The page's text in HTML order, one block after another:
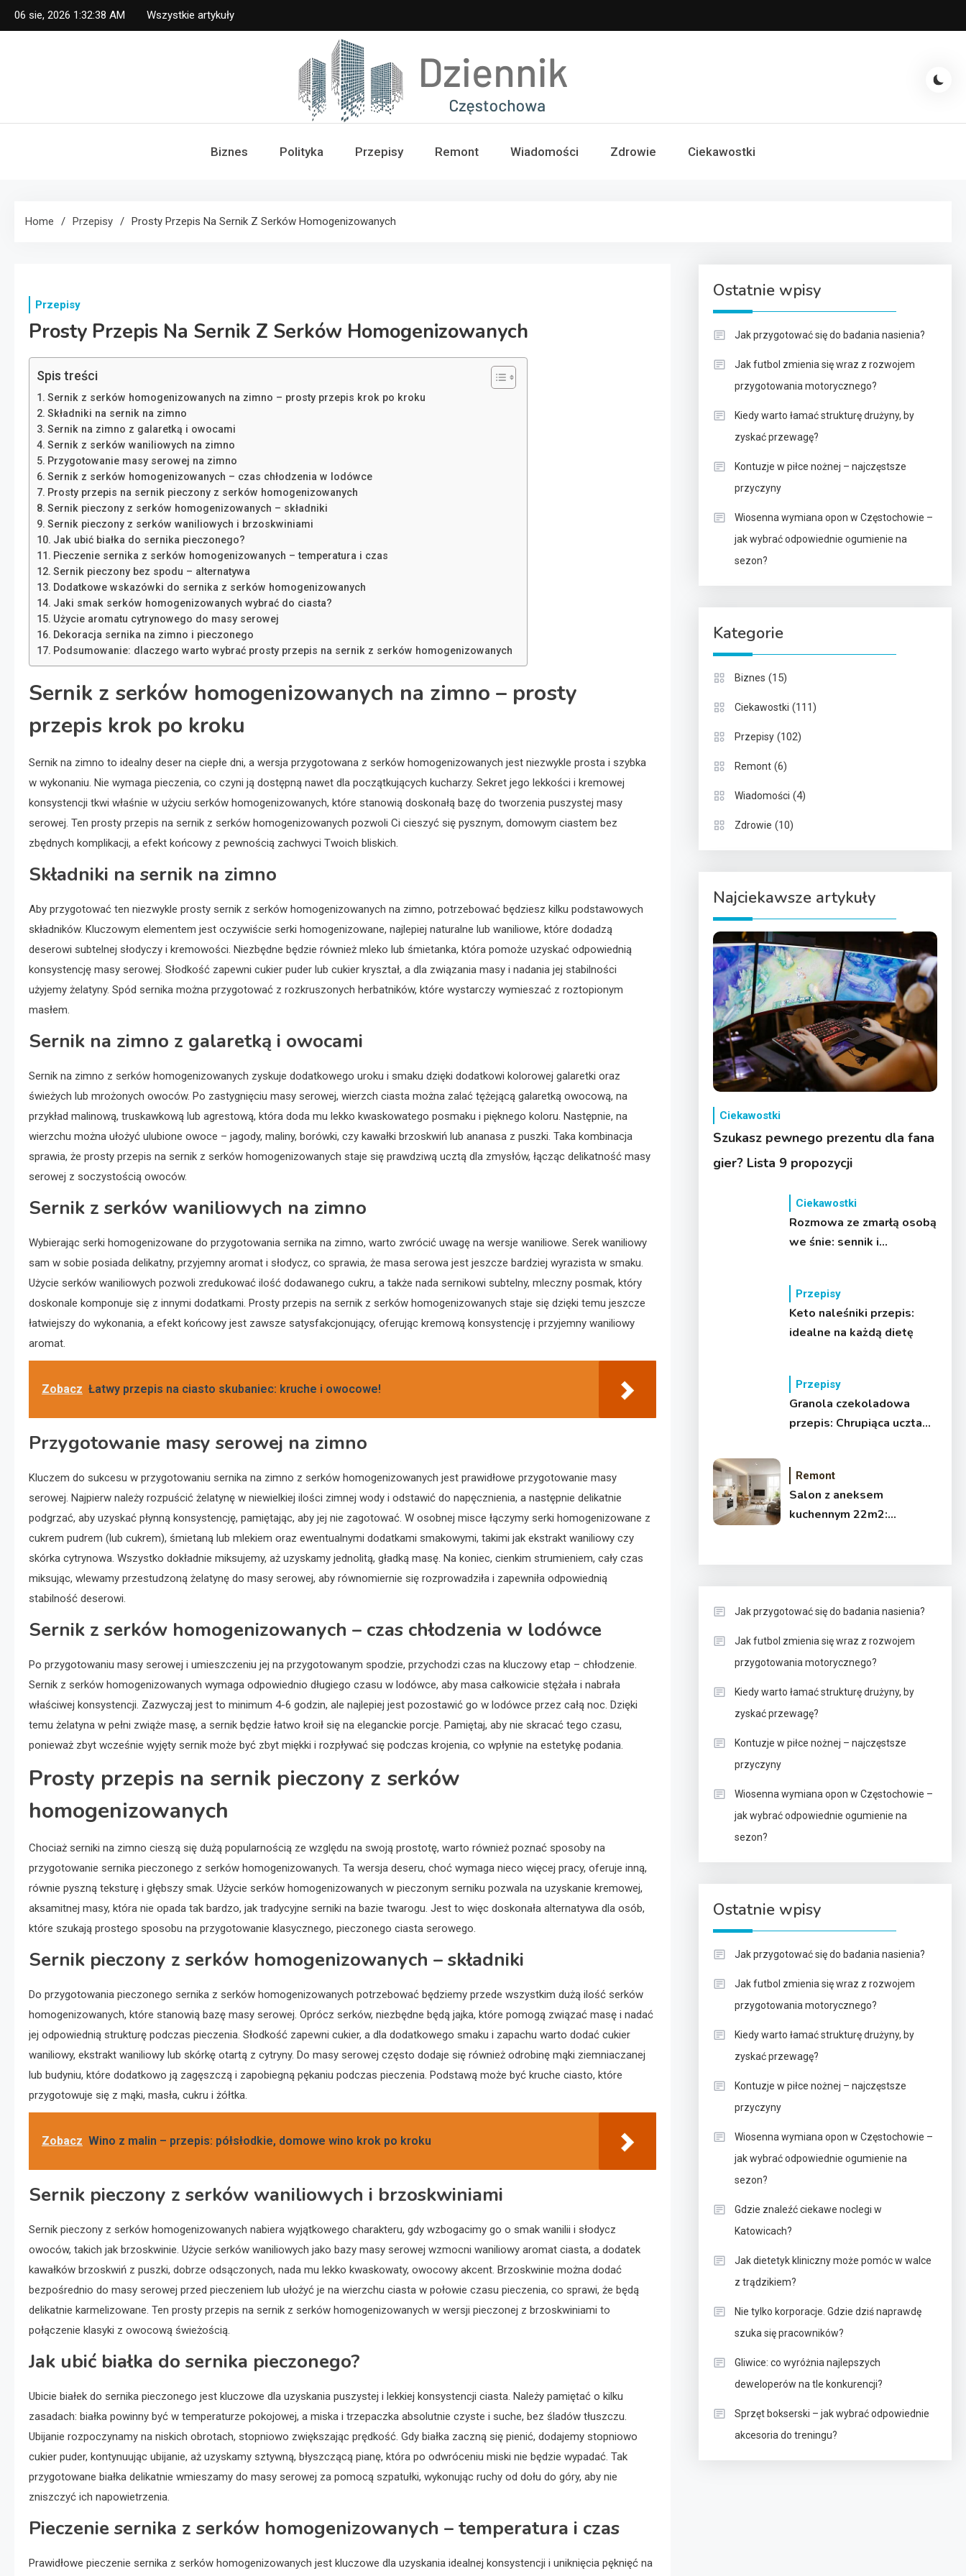
Skip
to
06 sie, 2026 1:32:38 AM Wszystkie artykuły
Dziennik Częstochowa
Biznes Polityka Przepisy Remont Wiadomości Zdrowie Ciekawostki
Home Przepisy Prosty Przepis Na Sernik Z Serków Homogenizowanych
Przepisy
Prosty Przepis Na Sernik Z Serków Homogenizowanych
Spis treści
Sernik z serków homogenizowanych na zimno – prosty przepis krok po kroku
Składniki na sernik na zimno
Sernik na zimno z galaretką i owocami
Sernik z serków waniliowych na zimno
Przygotowanie masy serowej na zimno
Sernik z serków homogenizowanych – czas chłodzenia w lodówce
Prosty przepis na sernik pieczony z serków homogenizowanych
Sernik pieczony z serków homogenizowanych – składniki
Sernik pieczony z serków waniliowych i brzoskwiniami
Jak ubić białka do sernika pieczonego?
Pieczenie sernika z serków homogenizowanych – temperatura i czas
Sernik pieczony bez spodu – alternatywa
Dodatkowe wskazówki do sernika z serków homogenizowanych
Jaki smak serków homogenizowanych wybrać do ciasta?
Użycie aromatu cytrynowego do masy serowej
Dekoracja sernika na zimno i pieczonego
Podsumowanie: dlaczego warto wybrać prosty przepis na sernik z serków homogenizowanych
Sernik z serków homogenizowanych na zimno – prosty
przepis krok po kroku
Sernik na zimno to idealny deser na ciepłe dni, a wersja przygotowana z serków homogenizowanych jest niezwykle prosta i szybka
w wykonaniu. Nie wymaga pieczenia, co czyni ją dostępną nawet dla początkujących kucharzy. Sekret jego lekkości i kremowej
konsystencji tkwi właśnie w użyciu serków homogenizowanych, które stanowią doskonałą bazę do tworzenia puszystej masy
serowej. Ten prosty przepis na sernik z serków homogenizowanych pozwoli Ci cieszyć się pysznym, domowym ciastem bez
zbędnych komplikacji, a efekt końcowy z pewnością zachwyci Twoich bliskich.
Składniki na sernik na zimno
Aby przygotować ten niezwykle prosty sernik z serków homogenizowanych na zimno, potrzebować będziesz kilku podstawowych
składników. Kluczowym elementem jest oczywiście serki homogenizowane, najlepiej naturalne lub waniliowe, które dodadzą
deserowi subtelnej słodyczy i kremowości. Niezbędne będzie również mleko lub śmietanka, która pomoże uzyskać odpowiednią
konsystencję masy serowej. Słodkość zapewni cukier puder lub cukier kryształ, a dla związania masy i nadania jej stabilności
użyjemy żelatyny. Spód sernika można przygotować z rozkruszonych herbatników, które wystarczy wymieszać z roztopionym
masłem.
Sernik na zimno z galaretką i owocami
Sernik na zimno z serków homogenizowanych zyskuje dodatkowego uroku i smaku dzięki dodatkowi kolorowej galaretki oraz
świeżych lub mrożonych owoców. Po zastygnięciu masy serowej, wierzch ciasta można zalać tężejącą galaretką owocową, na
przykład malinową, truskawkową lub agrestową, która doda mu lekko kwaskowatego posmaku i pięknego koloru. Następnie, na
wierzchu można ułożyć ulubione owoce – jagody, maliny, borówki, czy kawałki brzoskwiń lub ananasa z puszki. Taka kombinacja
sprawia, że prosty przepis na sernik z serków homogenizowanych staje się prawdziwą ucztą dla zmysłów, łącząc delikatność masy
serowej z soczystością owoców.
Sernik z serków waniliowych na zimno
Wybierając serki homogenizowane do przygotowania sernika na zimno, warto zwrócić uwagę na wersje waniliowe. Serek waniliowy
sam w sobie posiada delikatny, przyjemny aromat i słodycz, co sprawia, że masa serowa jest jeszcze bardziej wyrazista w smaku.
Użycie serków waniliowych pozwoli zredukować ilość dodawanego cukru, a także nada sernikowi subtelny, mleczny posmak, który
doskonale komponuje się z innymi dodatkami. Prosty przepis na sernik z serków homogenizowanych staje się dzięki temu jeszcze
łatwiejszy do wykonania, a efekt końcowy jest zawsze satysfakcjonujący, oferując kremową konsystencję i przyjemny waniliowy
aromat.
Zobacz Łatwy przepis na ciasto skubaniec: kruche i owocowe!
Przygotowanie masy serowej na zimno
Kluczem do sukcesu w przygotowaniu sernika na zimno z serków homogenizowanych jest prawidłowe przygotowanie masy
serowej. Najpierw należy rozpuścić żelatynę w niewielkiej ilości zimnej wody i odstawić do napęcznienia, a następnie delikatnie
podgrzać, aby uzyskać płynną konsystencję, pamiętając, aby jej nie zagotować. W osobnej misce łączymy serki homogenizowane z
cukrem pudrem (lub cukrem), śmietaną lub mlekiem oraz ewentualnymi dodatkami smakowymi, takimi jak ekstrakt waniliowy czy
skórka cytrynowa. Wszystko dokładnie miksujemy, aż uzyskamy jednolitą, gładką masę. Na koniec, cienkim strumieniem, cały czas
miksując, wlewamy przestudzoną żelatynę do masy serowej, aby równomiernie się rozprowadziła i zapewniła odpowiednią
stabilność deserowi.
Sernik z serków homogenizowanych – czas chłodzenia w lodówce
Po przygotowaniu masy serowej i umieszczeniu jej na przygotowanym spodzie, przychodzi czas na kluczowy etap – chłodzenie.
Sernik z serków homogenizowanych wymaga odpowiednio długiego czasu w lodówce, aby masa całkowicie stężała i nabrała
właściwej konsystencji. Zazwyczaj jest to minimum 4-6 godzin, ale najlepiej jest pozostawić go w lodówce przez całą noc. Dzięki
temu żelatyna w pełni zwiąże masę, a sernik będzie łatwo kroił się na eleganckie porcje. Pamiętaj, aby nie skracać tego czasu,
ponieważ zbyt wcześnie wyjęty sernik może być zbyt miękki i rozpływać się podczas krojenia, co wpłynie na estetykę podania.
Prosty przepis na sernik pieczony z serków
homogenizowanych
Chociaż serniki na zimno cieszą się dużą popularnością ze względu na swoją prostotę, warto również poznać sposoby na
przygotowanie sernika pieczonego z serków homogenizowanych. Ta wersja deseru, choć wymaga nieco więcej pracy, oferuje inną,
równie pyszną teksturę i głębszy smak. Użycie serków homogenizowanych w pieczonym serniku pozwala na uzyskanie kremowej,
aksamitnej masy, która nie opada tak bardzo, jak tradycyjne serniki na bazie twarogu. Jest to więc doskonała alternatywa dla osób,
które szukają prostego sposobu na przygotowanie klasycznego, pieczonego ciasta serowego.
Sernik pieczony z serków homogenizowanych – składniki
Do przygotowania pieczonego sernika z serków homogenizowanych potrzebować będziemy przede wszystkim dużą ilość serków
homogenizowanych, które stanowią bazę masy serowej. Oprócz serków, niezbędne będą jajka, które pomogą związać masę i nadać
jej odpowiednią strukturę podczas pieczenia. Słodkość zapewni cukier, a dla dodatkowego smaku i zapachu warto dodać cukier
waniliowy, ekstrakt waniliowy lub skórkę otartą z cytryny. Do masy serowej często dodaje się również odrobinę mąki ziemniaczanej
lub budyniu, które dodatkowo ją zagęszczą i zapobiegną pękaniu podczas pieczenia. Podstawą może być kruche ciasto, które
przygotowuje się z mąki, masła, cukru i żółtka.
Zobacz Wino z malin – przepis: półsłodkie, domowe wino krok po kroku
Sernik pieczony z serków waniliowych i brzoskwiniami
Sernik pieczony z serków homogenizowanych nabiera wyjątkowego charakteru, gdy wzbogacimy go o smak wanilii i słodycz
owoców, takich jak brzoskwinie. Użycie serków waniliowych jako bazy masy serowej wzmocni waniliowy aromat ciasta, a dodatek
kawałków brzoskwiń z puszki, dobrze odsączonych, nada mu lekko kwaskowaty, owocowy akcent. Brzoskwinie można dodać
bezpośrednio do masy serowej przed pieczeniem lub ułożyć je na wierzchu ciasta w połowie czasu pieczenia, co sprawi, że będą
delikatnie karmelizowane. Ten prosty przepis na sernik z serków homogenizowanych w wersji pieczonej z brzoskwiniami to
połączenie klasyki z owocową świeżością.
Jak ubić białka do sernika pieczonego?
Ubicie białek do sernika pieczonego jest kluczowe dla uzyskania puszystej i lekkiej konsystencji ciasta. Należy pamiętać o kilku
zasadach: białka powinny być w temperaturze pokojowej, a miska i trzepaczka absolutnie czyste i suche, bez śladów tłuszczu.
Ubijanie rozpoczynamy na niskich obrotach, stopniowo zwiększając prędkość. Gdy białka zaczną się pienić, dodajemy stopniowo
cukier puder, kontynuując ubijanie, aż uzyskamy sztywną, błyszczącą pianę, która po odwróceniu miski nie będzie wypadać. Tak
przygotowane białka delikatnie wmieszamy do masy serowej za pomocą szpatułki, wykonując ruchy od dołu do góry, aby nie
zniszczyć ich napowietrzenia.
Pieczenie sernika z serków homogenizowanych – temperatura i czas
Prawidłowe pieczenie sernika z serków homogenizowanych jest kluczowe dla uzyskania idealnej konsystencji i uniknięcia pęknięć na
Ostatnie wpisy
Jak przygotować się do badania nasienia?
Jak futbol zmienia się wraz z rozwojem
przygotowania motorycznego?
Kiedy warto łamać strukturę drużyny, by
zyskać przewagę?
Kontuzje w piłce nożnej – najczęstsze
przyczyny
Wiosenna wymiana opon w Częstochowie –
jak wybrać odpowiednie ogumienie na
sezon?
Kategorie
Biznes (15)
Ciekawostki (111)
Przepisy(102)
Remont(6)
Wiadomości (4)
Zdrowie (10)
Najciekawsze artykuły
Ciekawostki
Szukasz pewnego prezentu dla fana
gier? Lista 9 propozycji
Ciekawostki
Rozmowa ze zmarłą osobą
we śnie: sennik i
Przepisy
Keto naleśniki przepis:
idealne na każdą dietę
Przepisy
Granola czekoladowa
przepis: Chrupiąca uczta
Remont
Salon z aneksem
kuchennym 22m2:
Jak przygotować się do badania nasienia?
Jak futbol zmienia się wraz z rozwojem
przygotowania motorycznego?
Kiedy warto łamać strukturę drużyny, by
zyskać przewagę?
Kontuzje w piłce nożnej – najczęstsze
przyczyny
Wiosenna wymiana opon w Częstochowie –
jak wybrać odpowiednie ogumienie na
sezon?
Ostatnie wpisy
Jak przygotować się do badania nasienia?
Jak futbol zmienia się wraz z rozwojem
przygotowania motorycznego?
Kiedy warto łamać strukturę drużyny, by
zyskać przewagę?
Kontuzje w piłce nożnej – najczęstsze
przyczyny
Wiosenna wymiana opon w Częstochowie –
jak wybrać odpowiednie ogumienie na
sezon?
Gdzie znaleźć ciekawe noclegi w
Katowicach?
Jak dietetyk kliniczny może pomóc w walce
z trądzikiem?
Nie tylko korporacje. Gdzie dziś naprawdę
szuka się pracowników?
Gliwice: co wyróżnia najlepszych
deweloperów na tle konkurencji?
Sprzęt bokserski – jak wybrać odpowiednie
akcesoria do treningu?